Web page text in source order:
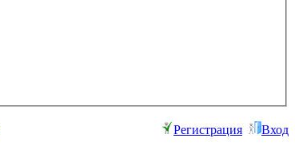
Регистрация
Вход